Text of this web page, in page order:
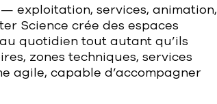
exploitation, services, animation,
Science crée des espaces
quotidien tout autant qu’ils
zones techniques, services
agile, capable d’accompagner